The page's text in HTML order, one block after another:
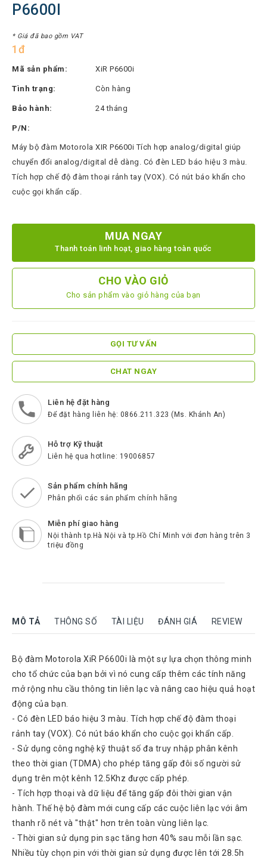
THƯƠNG
Lenovo
Thinksmart
CTL
Hytera
BTech
North
Bayou
Hisense
Shure
Barco
ZKTeco
Samsung
Spender
BenQ
Akuvox
Escene
Zycoo
Blueparrott
Cisco
Poly
Motorola
Dinstar
Aver
video
Yeastar
Logitech
Headsets
Freemate
Headsets
Sennheiser
Headsets
Jabra
P6600I
* Giá đã bao gồm VAT
1đ
Mã sản phẩm: XiR P6600i
Tình trạng: Còn hàng
Bảo hành: 24 tháng
P/N:
Máy bộ đàm Motorola XIR P6600i Tích hợp analog/digital giúp
chuyển đổi analog/digital dễ dàng. Có đèn LED báo hiệu 3 màu.
Tích hợp chế độ đàm thoại rảnh tay (VOX). Có nút báo khẩn cho
cuộc gọi khẩn cấp.
MUA NGAY
Thanh toán linh hoạt, giao hàng toàn quốc
CHO VÀO GIỎ
Cho sản phẩm vào giỏ hàng của bạn
GỌI TƯ VẤN
CHAT NGAY
Liên hệ đặt hàng
Để đặt hàng liên hệ: 0866.211.323 (Ms. Khánh An)
Hỗ trợ Kỹ thuật
Liên hệ qua hotline: 19006857
Sản phẩm chính hãng
Phân phối các sản phẩm chính hãng
Miễn phí giao hàng
Nội thành tp.Hà Nội và tp.Hồ Chí Minh với đơn hàng trên 3
triệu đồng
MÔ TẢ THÔNG SỐ TÀI LIỆU ĐÁNH GIÁ REVIEW
Bộ đàm Motorola XiR P6600i là một sự lựa chọn thông minh
cho tổ chức của bạn bởi vì nó cung cấp thêm các tính năng
mở rộng nhu cầu thông tin liên lạc và nâng cao hiệu quả hoạt
động của bạn.
- Có đèn LED báo hiệu 3 màu. Tích hợp chế độ đàm thoại
rảnh tay (VOX). Có nút báo khẩn cho cuộc gọi khẩn cấp.
- Sử dụng công nghệ kỹ thuật số đa truy nhập phân kênh
theo thời gian (TDMA) cho phép tăng gấp đôi số người sử
dụng trên một kênh 12.5Khz được cấp phép.
- Tích hợp thoại và dữ liệu để tăng gấp đôi thời gian vận
hành. Thế hệ bộ đàm mới cung cấp các cuộc liên lạc với âm
thanh rõ nét và "thật" hơn trên toàn vùng liên lạc.
- Thời gian sử dụng pin sạc tăng hơn 40% sau mỗi lần sạc.
Nhiều tùy chọn pin với thời gian sử dụng được lên tới 28.5h